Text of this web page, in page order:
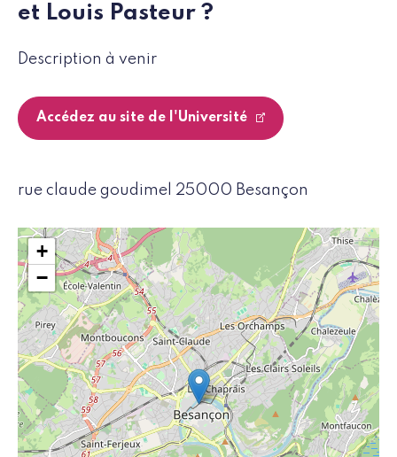
et Louis Pasteur ?
Description à venir
Accédez au site de l'Université
rue claude goudimel 25000 Besançon
+
−